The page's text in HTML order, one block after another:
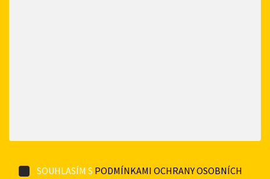
SOUHLASÍM S PODMÍNKAMI OCHRANY OSOBNÍCH